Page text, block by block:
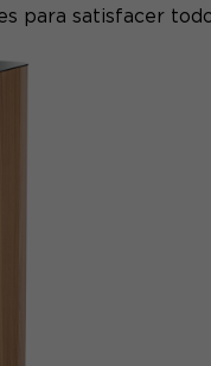
para satisfacer